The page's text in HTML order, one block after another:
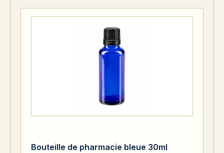
Bouteille de pharmacie bleue 30ml